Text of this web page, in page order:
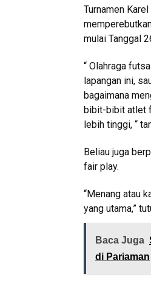
Turnamen
mulai Tanggal
“ Olahraga
lapangan ini,
bagaimana
bibit-bibit atlet
lebih tinggi, “
Beliau juga
fair play.
“Menang atau
yang utama,”
Baca Juga
di Pariaman